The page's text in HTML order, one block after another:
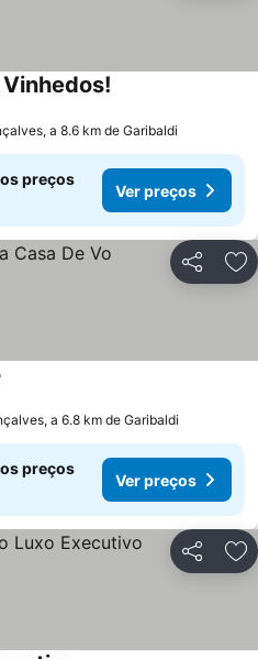
a 8.6 km de Garibaldi
preços
Ver preços
Partilhar
a 6.8 km de Garibaldi
preços
Ver preços
Partilhar